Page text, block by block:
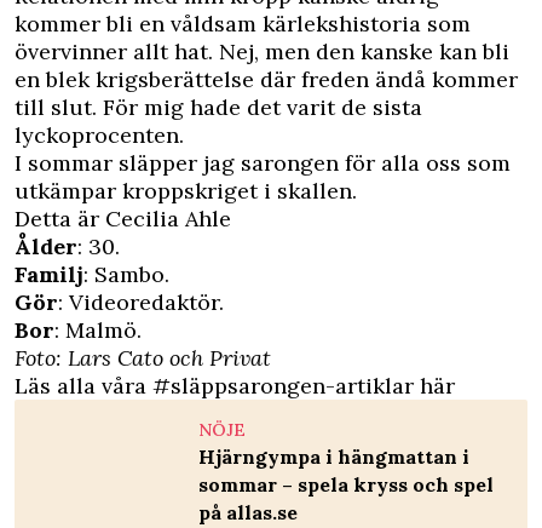
kommer bli en våldsam kärlekshistoria som
övervinner allt hat. Nej, men den kanske kan bli
en blek krigsberättelse där freden ändå kommer
till slut. För mig hade det varit de sista
lyckoprocenten.
I sommar släpper jag sarongen för alla oss som
utkämpar kroppskriget i skallen.
Detta är Cecilia Ahle
Ålder: 30.
Familj: Sambo.
Gör: Videoredaktör.
Bor: Malmö.
Foto: Lars Cato och Privat
Läs alla våra #släppsarongen-artiklar här
NÖJE
Hjärngympa i hängmattan i
sommar – spela kryss och spel
på allas.se